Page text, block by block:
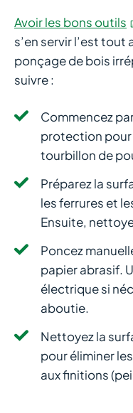
Avoir les bons outils
s’en servir l’est
ponçage de bois
suivre :
Commencez
protection pour
tourbillon de
Préparez la
les ferrures et
Ensuite,
Poncez
papier abrasif.
électrique si
aboutie.
Nettoyez la
pour éliminer
aux finitions